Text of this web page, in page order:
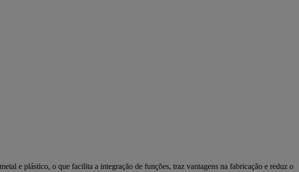
e plástico, o que facilita a integração de funções, traz vantagens na fabricação e reduz o